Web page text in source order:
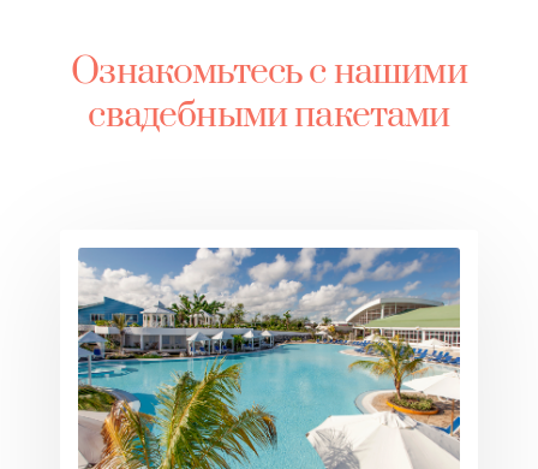
Ознакомьтесь с нашими
свадебными пакетами